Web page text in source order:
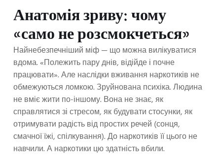
Анатомія зриву: чому
«само не розсмокчеться»
Найнебезпечніший міф — що можна вилікуватися
вдома. «Полежить пару днів, відійде і почне
працювати». Але наслідки вживання наркотиків не
обмежуються ломкою. Зруйнована психіка. Людина
не вміє жити по-іншому. Вона не знає, як
справлятися зі стресом, як будувати стосунки, як
отримувати радість від простих речей (сонця,
смачної їжі, спілкування). До наркотиків її цього не
навчили. А наркотики цю здатність вбили.